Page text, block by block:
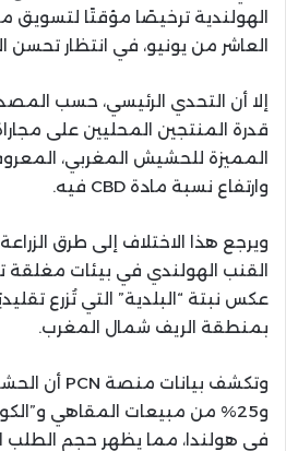
الهولندية ترخيصًا مؤقتًا لتسويق
العاشر من يونيو، في انتظار تحسن
إلا أن التحدي الرئيسي، حسب
قدرة المنتجين المحليين على
المميزة للحشيش المغربي،
وارتفاع نسبة مادة CBD فيه.
ويرجع هذا الاختلاف إلى طرق
القنب الهولندي في بيئات مغلقة
عكس نبتة “البلدية” التي تُزرع
بمنطقة الريف شمال المغرب.
و25% من مبيعات المقاهي
في هولندا، مما يظهر حجم الطلب